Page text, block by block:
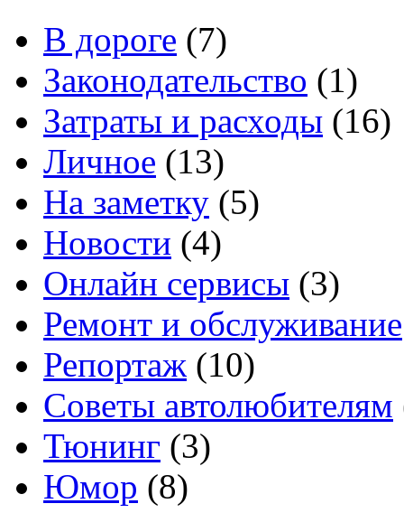
В дороге (7)
Законодательство (1)
Затраты и расходы (16)
Личное (13)
На заметку (5)
Новости (4)
Онлайн сервисы (3)
Ремонт и обслуживание
Репортаж (10)
Советы автолюбителям
Тюнинг (3)
Юмор (8)